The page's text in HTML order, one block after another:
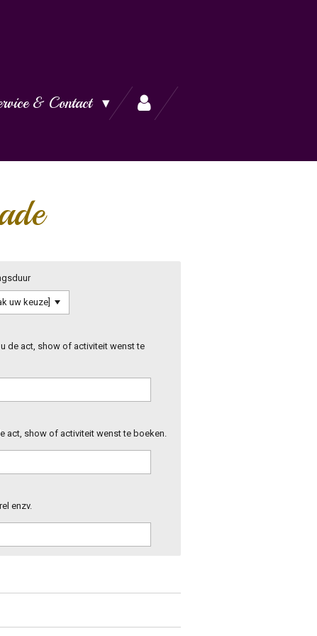
& Contact
de act, show of activiteit wenst te
act, show of activiteit wenst te boeken.
enzv.